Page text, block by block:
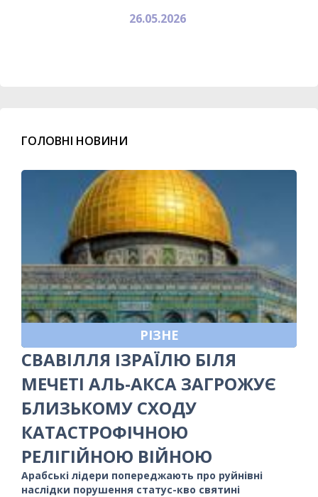
26.05.2026
ГОЛОВНІ НОВИНИ
РІЗНЕ
СВАВІЛЛЯ ІЗРАЇЛЮ БІЛЯ
МЕЧЕТІ АЛЬ-АКСА ЗАГРОЖУЄ
БЛИЗЬКОМУ СХОДУ
КАТАСТРОФІЧНОЮ
РЕЛІГІЙНОЮ ВІЙНОЮ
Арабські лідери попереджають про руйнівні
наслідки порушення статус-кво святині